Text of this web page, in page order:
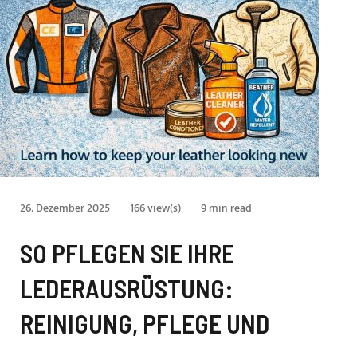
26. Dezember 2025 166 view(s) 9 min read
SO PFLEGEN SIE IHRE
LEDERAUSRÜSTUNG:
REINIGUNG, PFLEGE UND